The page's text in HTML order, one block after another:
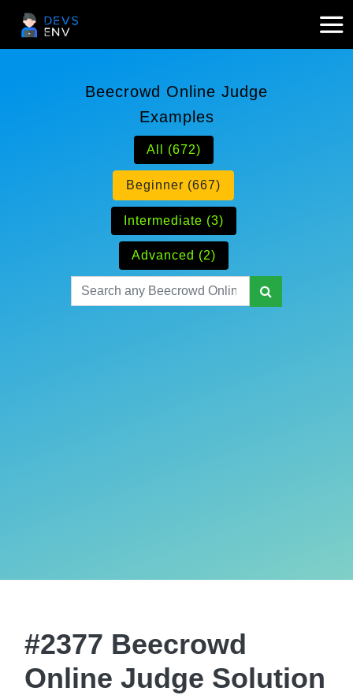
Beecrowd Online Judge
Examples
All (672)
Beginner (667)
Intermediate (3)
Advanced (2)
#2377 Beecrowd
Online Judge Solution